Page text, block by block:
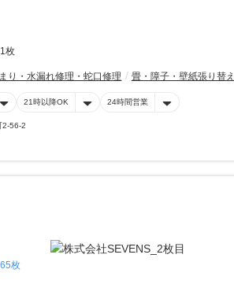
1枚
り・水漏れ修理・蛇口修理 畳・障子・壁紙張り替
21時以降OK 24時間営業
2-56-2
65枚